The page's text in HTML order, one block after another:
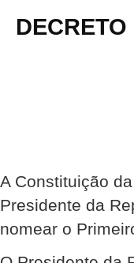
A Constituição
Presidente da
nomear o